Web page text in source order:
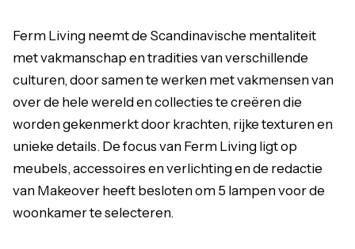
Ferm Living neemt de Scandinavische mentaliteit
met vakmanschap en tradities van verschillende
culturen, door samen te werken met vakmensen van
over de hele wereld en collecties te creëren die
worden gekenmerkt door krachten, rijke texturen en
unieke details. De focus van Ferm Living ligt op
meubels, accessoires en verlichting en de redactie
van Makeover heeft besloten om 5 lampen voor de
woonkamer te selecteren.